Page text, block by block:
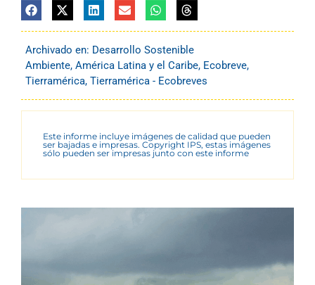
Archivado en: Desarrollo Sostenible
Ambiente, América Latina y el Caribe, Ecobreve,
Tierramérica, Tierramérica - Ecobreves
Este informe incluye imágenes de calidad que pueden
ser bajadas e impresas. Copyright IPS, estas imágenes
sólo pueden ser impresas junto con este informe